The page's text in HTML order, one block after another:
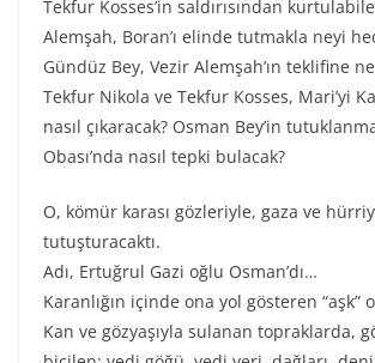
Tekfur Kosses’in saldırısından
Alemşah, Boran’ı elinde tutmakla neyi
Gündüz Bey, Vezir Alemşah’ın teklifine
Tekfur Nikola ve Tekfur Kosses, Mari’yi
nasıl çıkaracak? Osman Bey’in
Obası’nda nasıl tepki bulacak?
O, kömür karası gözleriyle, gaza ve
tutuşturacaktı.
Adı, Ertuğrul Gazi oğlu Osman’dı…
Karanlığın içinde ona yol gösteren “aşk”
Kan ve gözyaşıyla sulanan topraklarda,